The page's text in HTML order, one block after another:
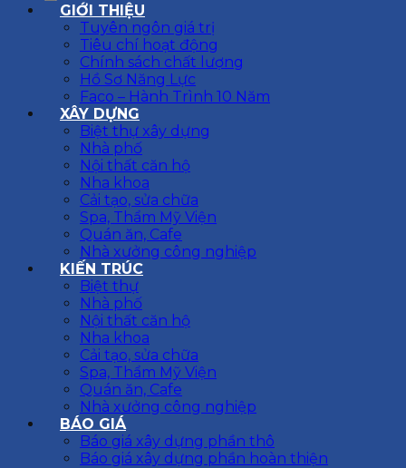
GIỚI THIỆU
Tuyên ngôn giá trị
Tiêu chí hoạt động
Chính sách chất lượng
Hồ Sơ Năng Lực
Faco – Hành Trình 10 Năm
XÂY DỰNG
Biệt thự xây dựng
Nhà phố
Nội thất căn hộ
Nha khoa
Cải tạo, sửa chữa
Spa, Thẩm Mỹ Viện
Quán ăn, Cafe
Nhà xưởng công nghiệp
KIẾN TRÚC
Biệt thự
Nhà phố
Nội thất căn hộ
Nha khoa
Cải tạo, sửa chữa
Spa, Thẩm Mỹ Viện
Quán ăn, Cafe
Nhà xưởng công nghiệp
BÁO GIÁ
Báo giá xây dựng phần thô
Báo giá xây dựng phần hoàn thiện